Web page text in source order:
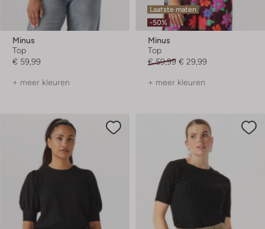
Minus
Top
€ 59,99
+ meer kleuren
Laatste maten
-50%
Minus
Top
€ 59,99 € 29,99
+ meer kleuren